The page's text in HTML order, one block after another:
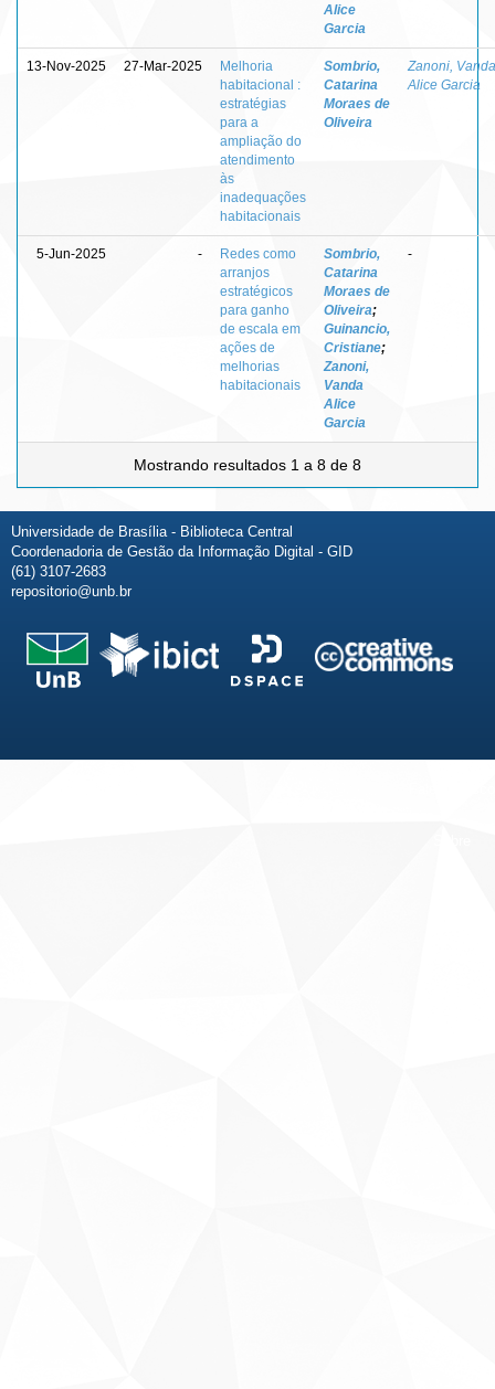
Alice
Garcia
13-Nov-2025 27-Mar-2025
Melhoria
habitacional :
estratégias
para a
ampliação do
atendimento
às
inadequações
habitacionais
Sombrio,
Catarina
Moraes de
Oliveira
Zanoni, Vanda
Alice Garcia
5-Jun-2025 -
Redes como
arranjos
estratégicos
para ganho
de escala em
ações de
melhorias
habitacionais
Sombrio,
Catarina
Moraes de
Oliveira;
Guinancio,
Cristiane;
Zanoni,
Vanda
Alice
Garcia
-
Mostrando resultados 1 a 8 de 8
Universidade de Brasília - Biblioteca Central
Coordenadoria de Gestão da Informação Digital - GID
(61) 3107-2683
repositorio@unb.br